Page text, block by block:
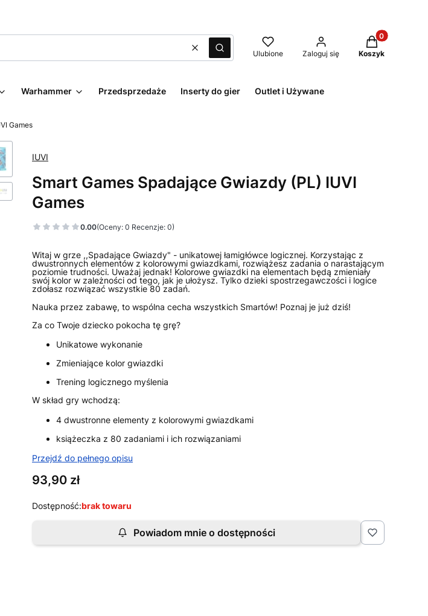
WyczyśćSzukaj Ulubione Zaloguj się
Produkty w
Koszyk
Warhammer Przedsprzedaże Inserty do gier Outlet i Używane
Games
IUVI
Smart Games Spadające Gwiazdy (PL) IUVI
Games
0.00(Oceny: 0 Recenzje: 0)
Witaj w grze ,,Spadające Gwiazdy" - unikatowej łamigłówce logicznej. Korzystając z
dwustronnych elementów z kolorowymi gwiazdkami, rozwiążesz zadania o narastającym
poziomie trudności. Uważaj jednak! Kolorowe gwiazdki na elementach będą zmieniały
swój kolor w zależności od tego, jak je ułożysz. Tylko dzieki spostrzegawczości i logice
zdołasz rozwiązać wszystkie 80 zadań.
Nauka przez zabawę, to wspólna cecha wszystkich Smartów! Poznaj je już dziś!
Za co Twoje dziecko pokocha tę grę?
Unikatowe wykonanie
Zmieniające kolor gwiazdki
Trening logicznego myślenia
W skład gry wchodzą:
4 dwustronne elementy z kolorowymi gwiazdkami
książeczka z 80 zadaniami i ich rozwiązaniami
Przejdź do pełnego opisu
Cena
93,90 zł
Dostępność:brak towaru
Powiadom mnie o dostępności